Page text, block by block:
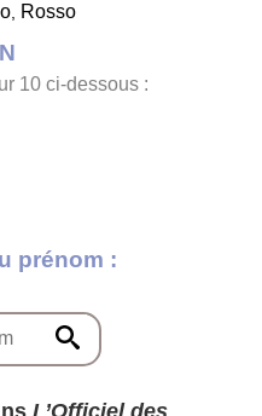
, Rosso
10 ci-dessous :
prénom :